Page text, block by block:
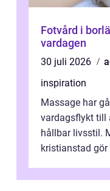
Fotvård i borlänge
vardagen
30 juli 2026
inspiration
Massage har
vardagsflykt till
hållbar livsstil.
kristianstad